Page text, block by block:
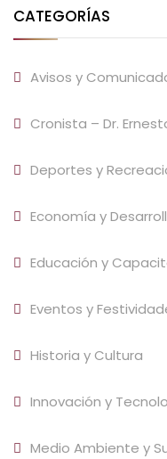
CATEGORÍAS
Avisos y
Cronista – Dr.
Deportes y
Economía y
Educación y
Eventos y
Historia y Cultura
Innovación y
Medio Ambiente y